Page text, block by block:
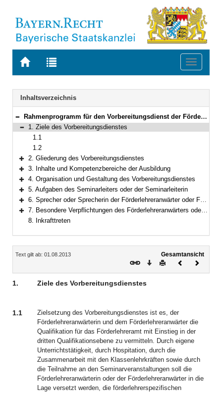
Zur
BAYERN.RECHT
Zur
letzten
Suche
Toggle
Navigation
Inhaltsverzeichnis
Bereich reduzieren
Rahmenprogramm für den Vorbereitungsdienst der Förderlehrer und Förderlehrerinnen
Bereich reduzieren
1. Ziele des Vorbereitungsdienstes
1.1
1.2
Bereich erweitern
2. Gliederung des Vorbereitungsdienstes
Bereich erweitern
3. Inhalte und Kompetenzbereiche der Ausbildung
Bereich erweitern
4. Organisation und Gestaltung des Vorbereitungsdienstes
Bereich erweitern
5. Aufgaben des Seminarleiters oder der Seminarleiterin
Bereich erweitern
6. Sprecher oder Sprecherin der Förderlehreranwärter oder Förderlehreranwärterinnen
Bereich erweitern
7. Besondere Verpflichtungen des Förderlehreranwärters oder der Förderlehreranwärterin
8. Inkrafttreten
Inhalt
Text gilt ab: 01.08.2013
Gesamtansicht
Download
DruckenVorheriges
1. Ziele des Vorbereitungsdienstes
1.1
Zielsetzung des Vorbereitungsdienstes ist es, der
Förderlehreranwärterin und dem Förderlehreranwärter die
Qualifikation für das Förderlehreramt mit Einstieg in der
dritten Qualifikationsebene zu vermitteln. Durch eigene
Unterrichtstätigkeit, durch Hospitation, durch die
Zusammenarbeit mit den Klassenlehrkräften sowie durch
die Teilnahme an den Seminarveranstaltungen soll die
Förderlehreranwärterin oder der Förderlehreranwärter in die
Lage versetzt werden, die förderlehrerspezifischen